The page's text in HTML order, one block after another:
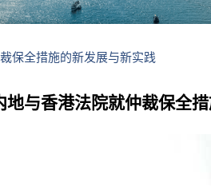
保全措施的新发展与新实践
地与香港法院就仲裁保全